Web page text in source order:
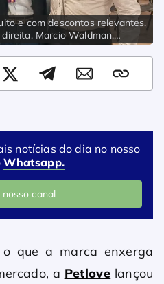
e com descontos relevantes.
Marcio Waldman,
CEO da divisão de saúde,
da Provet / Foto: Felipe
notícias do dia no nosso
Whatsapp.
nosso canal
que a marca enxerga
a Petlove lançou